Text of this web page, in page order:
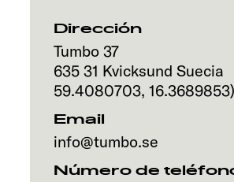
Servicio
Dirección
Tumbo 37
635 31 Kvicksund Suecia
59.4080703, 16.3689853)
Email
info@tumbo.se
Número de